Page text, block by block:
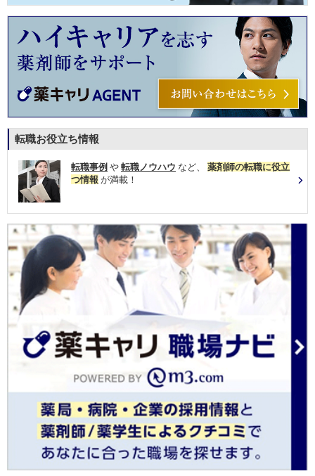
転職お役立ち情報
転職事例 や 転職ノウハウ など、 薬剤師の転職に役立
つ情報 が満載！